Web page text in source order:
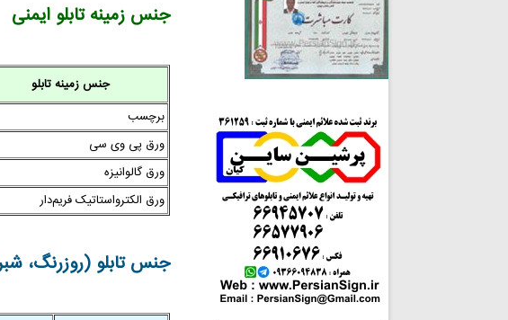
جنس زمینه تابلو ایمنی
جنس زمینه تابلو
برچسب
ورق پی وی سی
ورق گالوانیزه
ورق الکترواستاتیک فریم‌دار
جنس تابلو (روزرنگ،